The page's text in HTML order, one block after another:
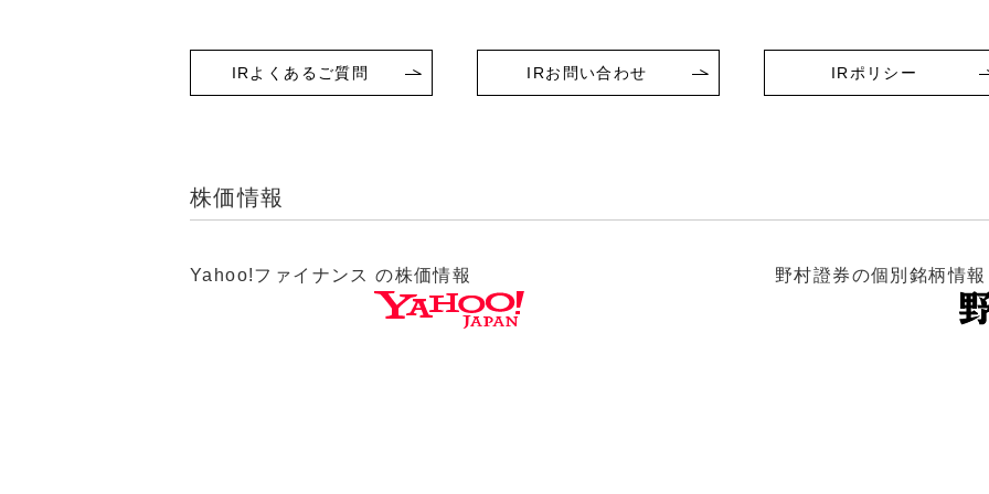
IRよくあるご質問 IRお問い合わせ IRポリシー
株価情報
Yahoo!ファイナンス の株価情報 野村證券の個別銘柄情報